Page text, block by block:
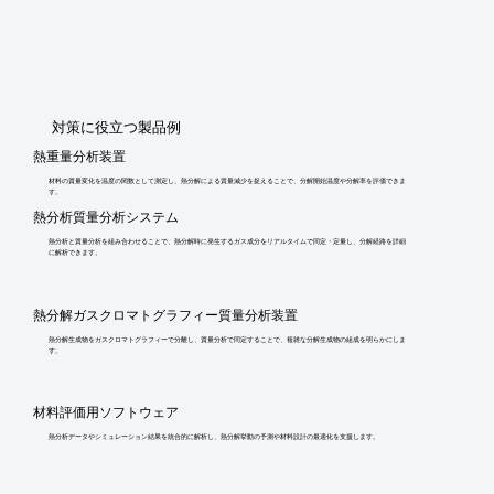
​対策に役立つ製品例
熱重量分析装置
材料の質量変化を温度の関数として測定し、熱分解による質量減少を捉えることで、分解開始温度や分解率を評価できま
す。
熱分析質量分析システム
熱分析と質量分析を組み合わせることで、熱分解時に発生するガス成分をリアルタイムで同定・定量し、分解経路を詳細
に解析できます。
熱分解ガスクロマトグラフィー質量分析装置
熱分解生成物をガスクロマトグラフィーで分離し、質量分析で同定することで、複雑な分解生成物の組成を明らかにしま
す。
材料評価用ソフトウェア
熱分析データやシミュレーション結果を統合的に解析し、熱分解挙動の予測や材料設計の最適化を支援します。